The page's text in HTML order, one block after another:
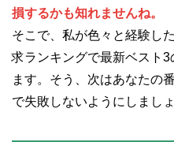
損するかも知れませんね。
そこで、私が色々と経験し
求ランキングで最新ベスト
ます。そう、次はあなたの
で失敗しないようにしましょ